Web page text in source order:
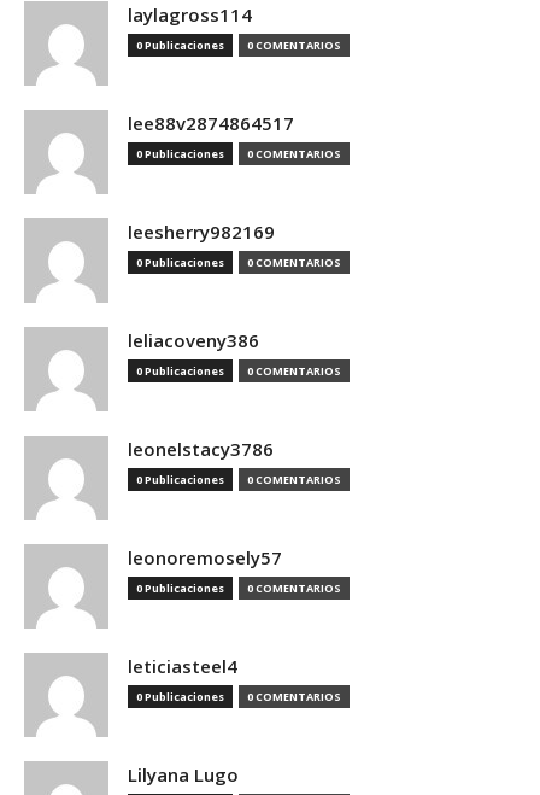
laylagross114
0 Publicaciones 0 COMENTARIOS
lee88v2874864517
0 Publicaciones 0 COMENTARIOS
leesherry982169
0 Publicaciones 0 COMENTARIOS
leliacoveny386
0 Publicaciones 0 COMENTARIOS
leonelstacy3786
0 Publicaciones 0 COMENTARIOS
leonoremosely57
0 Publicaciones 0 COMENTARIOS
leticiasteel4
0 Publicaciones 0 COMENTARIOS
Lilyana Lugo